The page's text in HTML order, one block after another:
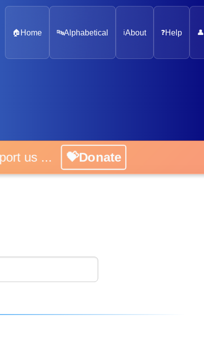
🏠 Home 🔤Alphabetical ℹ️About ❓Help 👤
us ... 💝Donate